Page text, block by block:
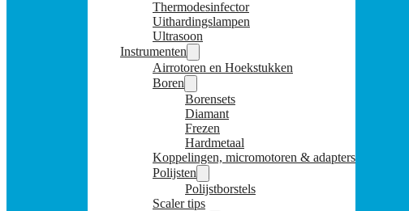
Thermodesinfector
Uithardingslampen
Ultrasoon
Instrumenten
Airrotoren en Hoekstukken
Boren
Borensets
Diamant
Frezen
Hardmetaal
Koppelingen, micromotoren & adapters
Polijsten
Polijstborstels
Scaler tips